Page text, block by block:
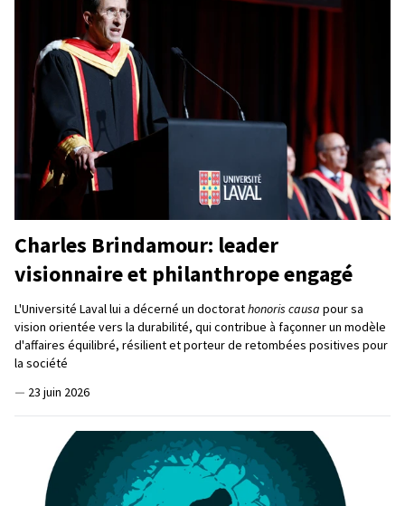
Charles Brindamour: leader
visionnaire et philanthrope engagé
L'Université Laval lui a décerné un doctorathonoris causa pour sa
vision orientée vers la durabilité, qui contribue à façonner un modèle
d'affaires équilibré, résilient et porteur de retombées positives pour
la société
— 23 juin 2026